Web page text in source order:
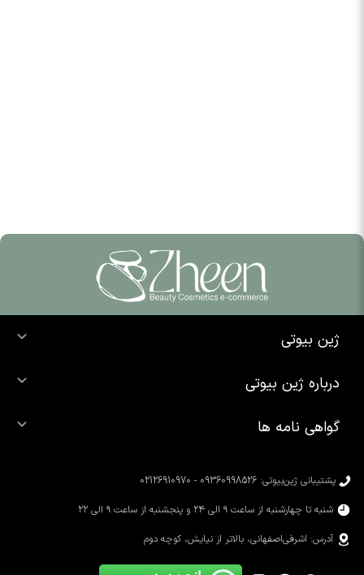
ژین بیوتی
خرید شوینده صورت
خرید رژ لب
درباره ژین بیوتی
تماس با ما
محصولات سیمپل
گواهی نامه ها
پشتیبانی ژین‌بیوتی: 09360998526 - 02126910970
شنبه تا چهارشنبه از ساعت ۹ الی ۲۴ و پنجشنبه از ساعت ۹ الی ۲۲
آدرس: اشرفی‌اصفهانی، بالاتر از نیایش، کوچه دوم